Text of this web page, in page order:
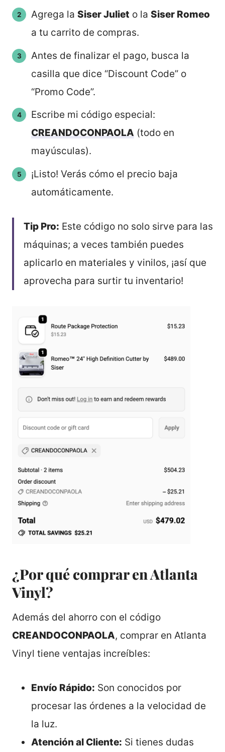
Agrega la Siser Juliet o la Siser Romeo
a tu carrito de compras.
Antes de finalizar el pago, busca la
casilla que dice “Discount Code” o
“Promo Code”.
Escribe mi código especial:
CREANDOCONPAOLA (todo en
mayúsculas).
¡Listo! Verás cómo el precio baja
automáticamente.
Tip Pro: Este código no solo sirve para las
máquinas; a veces también puedes
aplicarlo en materiales y vinilos, ¡así que
aprovecha para surtir tu inventario!
¿Por qué comprar en Atlanta
Vinyl?
Además del ahorro con el código
CREANDOCONPAOLA, comprar en Atlanta
Vinyl tiene ventajas increíbles:
Envío Rápido: Son conocidos por
procesar las órdenes a la velocidad de
la luz.
Atención al Cliente: Si tienes dudas